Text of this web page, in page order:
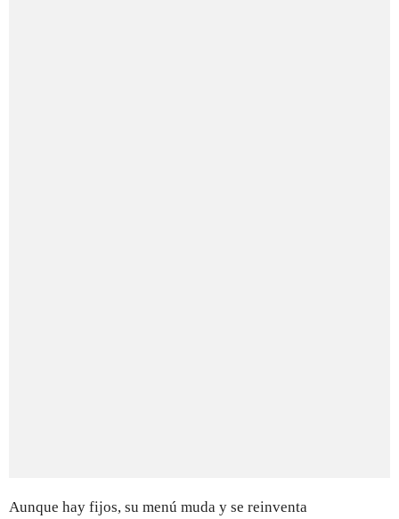
Aunque hay fijos, su menú muda y se reinventa